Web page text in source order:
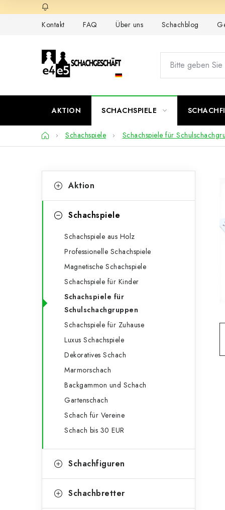
Inhalt
Kontakt
FAQ Über uns Schachblog
AKTION SCHACHSPIELE
StartseiteSchachspiele Schachspiele für
e
l
e
überspringen
a
i
e
Aktion
Schachspiele
Schachspiele aus Holz
Professionelle Schachspiele
Magnetische Schachspiele
Schachspiele für Kinder
Schachspiele für
Schulschachgruppen
Schachspiele für Zuhause
Luxus Schachspiele
Dekoratives Schach
Marmorschach
Backgammon und Schach
Gartenschach
Schach für Vereine
Schach bis 30 EUR
Schachfiguren
Schachbretter